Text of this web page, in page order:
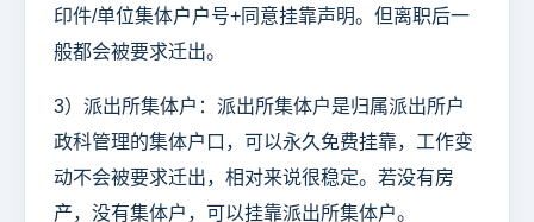
印件/单位集体户户号+同意挂靠声明。但离职后一
般都会被要求迁出。
3）派出所集体户：派出所集体户是归属派出所户
政科管理的集体户口，可以永久免费挂靠，工作变
动不会被要求迁出，相对来说很稳定。若没有房
产，没有集体户，可以挂靠派出所集体户。